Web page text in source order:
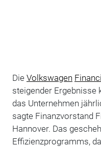
Die Volkswagen
steigender Ergebnisse
das Unternehmen
sagte Finanzvorstand
Hannover. Das
Effizienzprogramms,